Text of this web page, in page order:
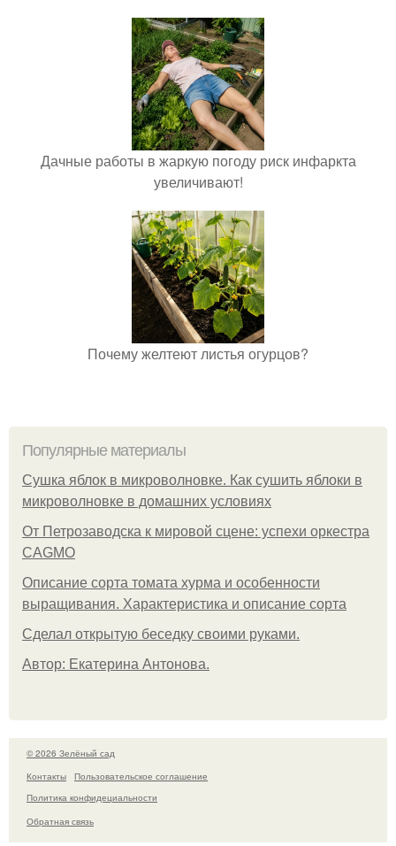
Дачные работы в жаркую погоду риск инфаркта
увеличивают!
Почему желтеют листья огурцов?
Популярные материалы
Сушка яблок в микроволновке. Как сушить яблоки в
микроволновке в домашних условиях
От Петрозаводска к мировой сцене: успехи оркестра
CAGMO
Описание сорта томата хурма и особенности
выращивания. Характеристика и описание сорта
Сделал открытую беседку своими руками.
Автор: Екатерина Антонова.
© 2026 Зелёный сад
Контакты
Пользовательское соглашение
Политика конфидециальности
Обратная связь